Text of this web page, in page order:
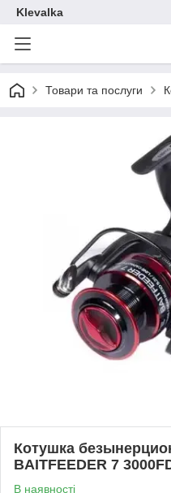
Klevalka
Товари та послуги
Котушка
BAITFEEDER 7
В наявності